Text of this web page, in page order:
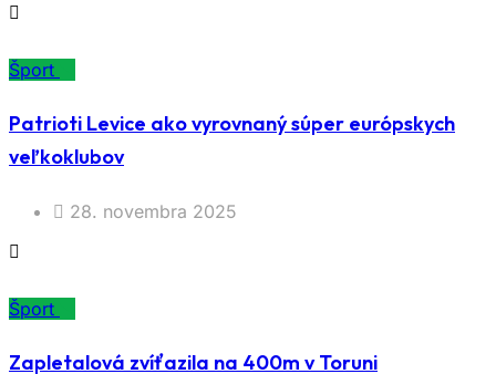
Šport
Patrioti Levice ako vyrovnaný súper európskych
veľkoklubov
28. novembra 2025
Šport
Zapletalová zvíťazila na 400m v Toruni